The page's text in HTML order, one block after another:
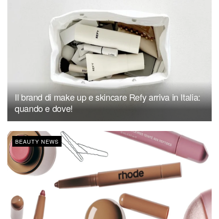
Il brand di make up e skincare Refy arriva in Italia:
quando e dove!
BEAUTY NEWS